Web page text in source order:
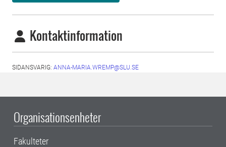
Kontaktinformation
SIDANSVARIG: ANNA-MARIA.WREMP@SLU.SE
Organisationsenheter
Fakulteter